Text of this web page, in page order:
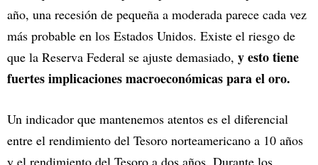
año, una recesión de pequeña a moderada parece cada vez
más probable en los Estados Unidos. Existe el riesgo de
que la Reserva Federal se ajuste demasiado, y esto tiene
fuertes implicaciones macroeconómicas para el oro.
Un indicador que mantenemos atentos es el diferencial
entre el rendimiento del Tesoro norteamericano a 10 años